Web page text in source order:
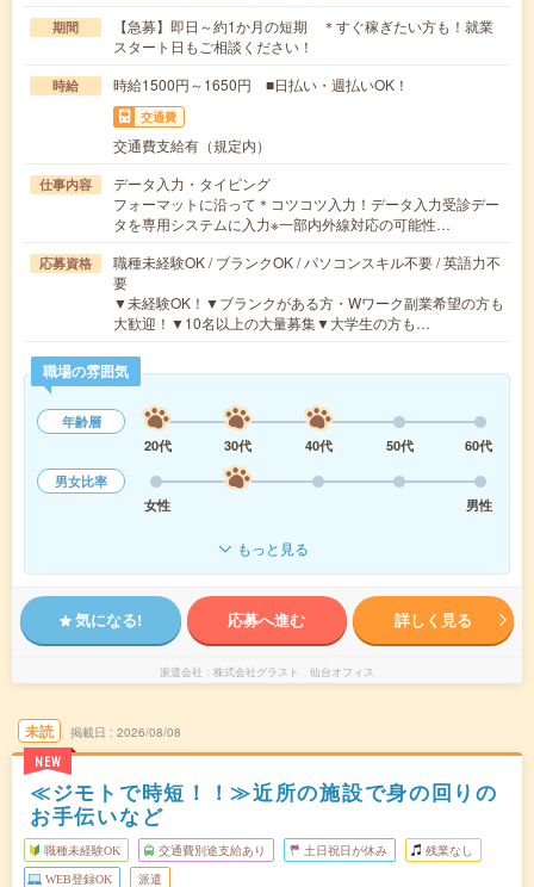
期間
【急募】即日～約1か月の短期 ＊すぐ稼ぎたい方も！就業
スタート日もご相談ください！
時給 時給1500円～1650円 ■日払い・週払いOK！
交通費
交通費支給有（規定内）
仕事内容
データ入力・タイピング
フォーマットに沿って＊コツコツ入力！データ入力受診デー
タを専用システムに入力※一部内外線対応の可能性…
応募資格
職種未経験OK / ブランクOK / パソコンスキル不要 / 英語力不
要
▼未経験OK！▼ブランクがある方・Wワーク副業希望の方も
大歓迎！▼10名以上の大量募集▼大学生の方も…
職場の雰囲気
年齢層
20代
30代 40代 50代
60代
男女比率
女性
男性
もっと見る
気になる! 応募へ進む 詳しく見る
派遣会社 株式会社グラスト 仙台オフィス
未読
NEW
掲載日 2026/08/08
≪ジモトで時短！！≫近所の施設で身の回りの
お手伝いなど
職種未経験OK 交通費別途支給あり 土日祝日が休み 残業なし
WEB登録OK 派遣